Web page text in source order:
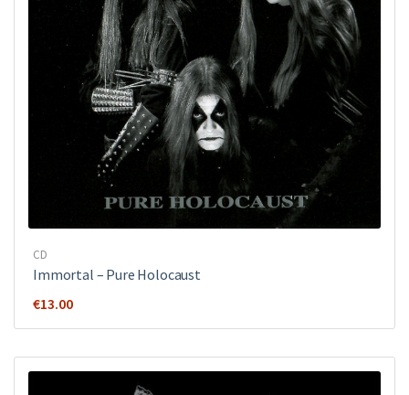
CD
Immortal – Pure Holocaust
€13.00